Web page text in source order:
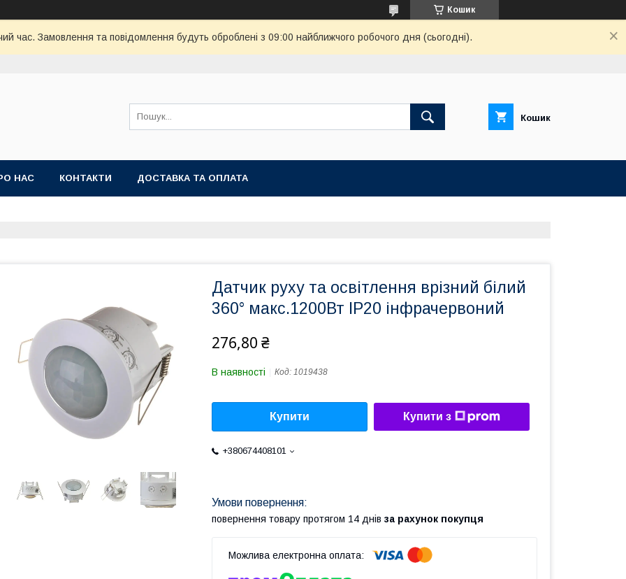
Кошик
час. Замовлення та повідомлення будуть оброблені з 09:00 найближчого робочого дня (сьогодні).
Кошик
НАС КОНТАКТИ ДОСТАВКА ТА ОПЛАТА
Датчик руху та освітлення врізний білий
360° макс.1200Вт IP20 інфрачервоний
276,80 ₴
В наявності Код: 1019438
Купити Купити з
+380674408101
повернення товару протягом 14 днів за рахунок покупця